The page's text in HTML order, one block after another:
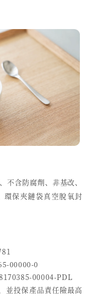
不含防腐劑、非基改、
環保夾鏈袋真空脫氧封
00000-0
00004-PDL
並投保產品責任險最高